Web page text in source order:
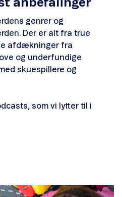
anbefalinger
genrer og
Der er alt fra true
afdækninger fra
og underfundige
skuespillere og
som vi lytter til i